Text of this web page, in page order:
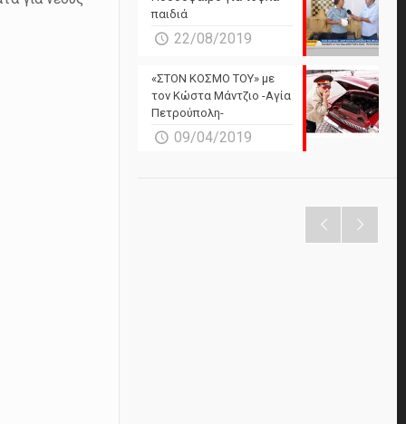
παιδιά
22/08/2019
«ΣΤΟΝ ΚΟΣΜΟ ΤΟΥ» με
τον Κώστα Μάντζιο -Αγία
Πετρούπολη-
09/04/2019